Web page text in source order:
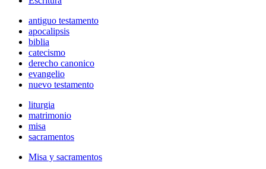
antiguo testamento
apocalipsis
biblia
catecismo
derecho canonico
evangelio
nuevo testamento
liturgia
matrimonio
misa
sacramentos
Misa y sacramentos